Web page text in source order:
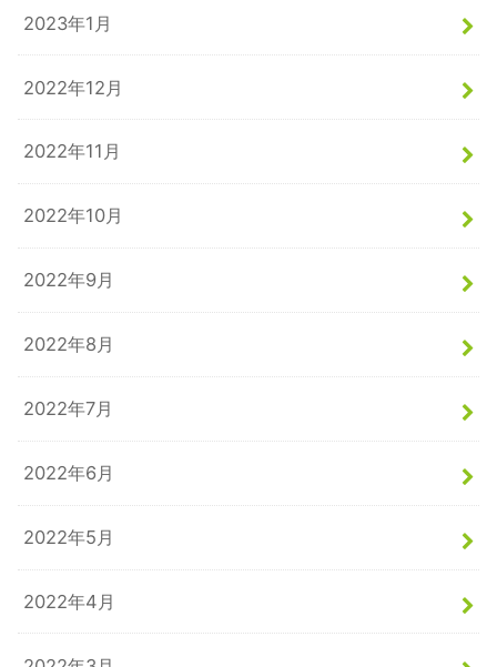
2023年1月
2022年12月
2022年11月
2022年10月
2022年9月
2022年8月
2022年7月
2022年6月
2022年5月
2022年4月